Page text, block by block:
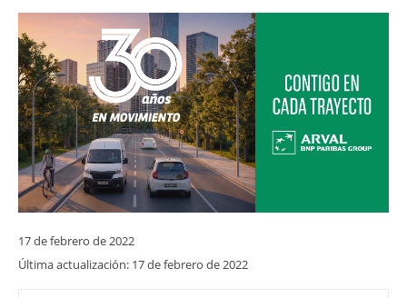
17 de febrero de 2022
Última actualización: 17 de febrero de 2022